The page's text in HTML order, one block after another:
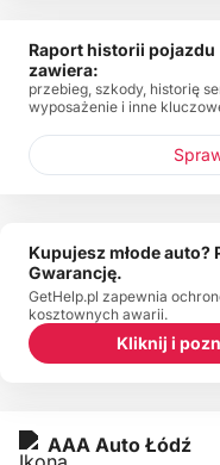
AAA Auto Łódź
Raport historii pojazdu
zawiera:
przebieg, szkody, historię
wyposażenie i inne
Kupujesz młode auto?
Gwarancję.
GetHelp.pl zapewnia
kosztownych awarii.
Kliknij i